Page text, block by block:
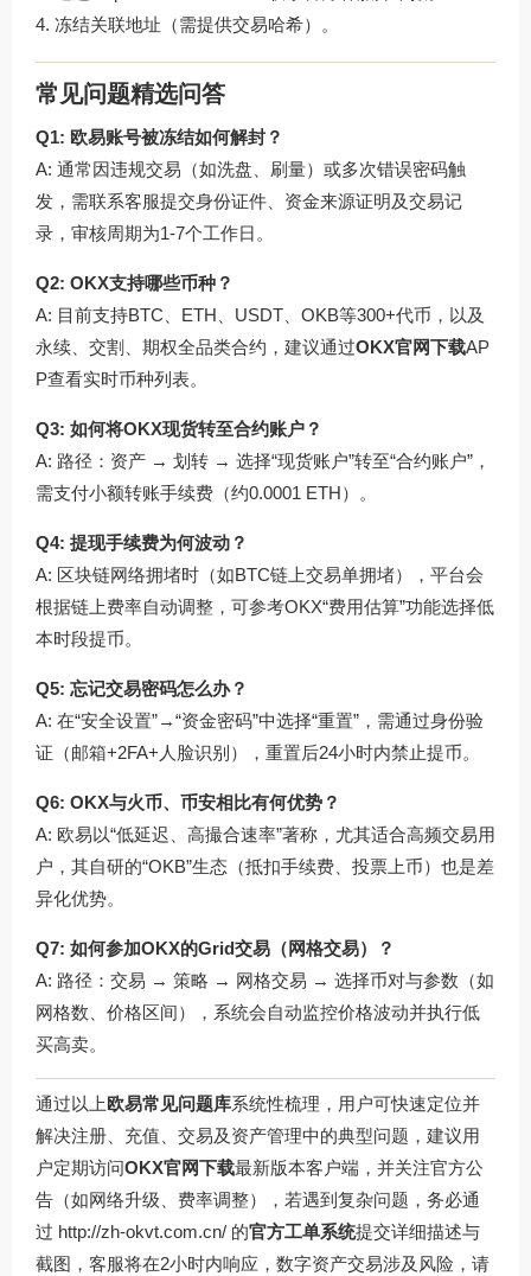
冻结关联地址（需提供交易哈希）。
常见问题精选问答
Q1: 欧易账号被冻结如何解封？
A: 通常因违规交易（如洗盘、刷量）或多次错误密码触
发，需联系客服提交身份证件、资金来源证明及交易记
录，审核周期为1-7个工作日。
Q2: OKX支持哪些币种？
A: 目前支持BTC、ETH、USDT、OKB等300+代币，以及
永续、交割、期权全品类合约，建议通过OKX官网下载AP
P查看实时币种列表。
Q3: 如何将OKX现货转至合约账户？
A: 路径：资产 → 划转 → 选择“现货账户”转至“合约账户”，
需支付小额转账手续费（约0.0001 ETH）。
Q4: 提现手续费为何波动？
A: 区块链网络拥堵时（如BTC链上交易单拥堵），平台会
根据链上费率自动调整，可参考OKX“费用估算”功能选择低
本时段提币。
Q5: 忘记交易密码怎么办？
A: 在“安全设置”→“资金密码”中选择“重置”，需通过身份验
证（邮箱+2FA+人脸识别），重置后24小时内禁止提币。
Q6: OKX与火币、币安相比有何优势？
A: 欧易以“低延迟、高撮合速率”著称，尤其适合高频交易用
户，其自研的“OKB”生态（抵扣手续费、投票上币）也是差
异化优势。
Q7: 如何参加OKX的Grid交易（网格交易）？
A: 路径：交易 → 策略 → 网格交易 → 选择币对与参数（如
网格数、价格区间），系统会自动监控价格波动并执行低
买高卖。
通过以上欧易常见问题库系统性梳理，用户可快速定位并
解决注册、充值、交易及资产管理中的典型问题，建议用
户定期访问OKX官网下载最新版本客户端，并关注官方公
告（如网络升级、费率调整），若遇到复杂问题，务必通
过 http://zh-okvt.com.cn/ 的官方工单系统提交详细描述与
截图，客服将在2小时内响应，数字资产交易涉及风险，请